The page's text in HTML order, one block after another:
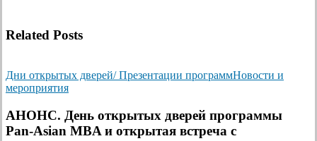
Related Posts
Дни открытых дверей/ Презентации программНовости и
мероприятия
АНОНС. День открытых дверей программы
Pan-Asian MBA и открытая встреча с